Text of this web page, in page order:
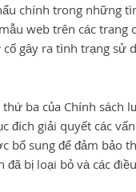
chính trong những
web trên các trang
gây ra tình trạng sử
ba của Chính sách
đích giải quyết các
bổ sung để đảm bảo
bị loại bỏ và các